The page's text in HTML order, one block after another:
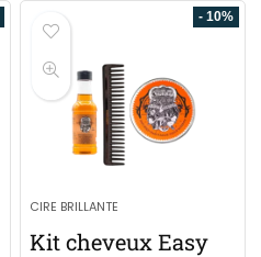
- 10%
CIRE BRILLANTE
Kit cheveux Easy